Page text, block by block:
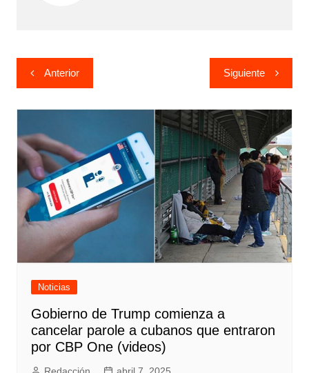
Navegación
de
entradas
Anterior Siguiente
Noticias
Gobierno de Trump comienza a
cancelar parole a cubanos que entraron
por CBP One (videos)